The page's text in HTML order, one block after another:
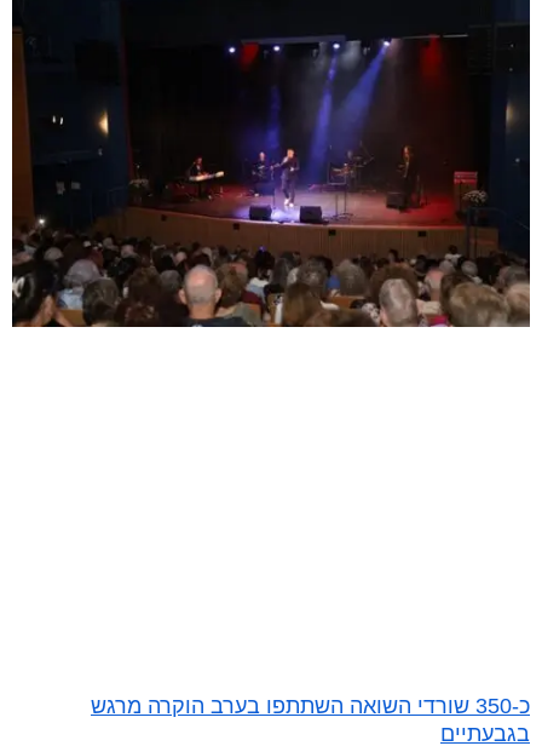
כ-350 שורדי השואה השתתפו בערב הוקרה מרגש
בגבעתיים